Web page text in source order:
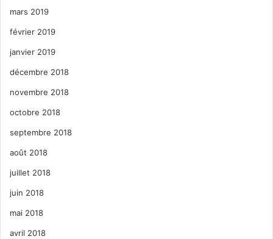
mars 2019
février 2019
janvier 2019
décembre 2018
novembre 2018
octobre 2018
septembre 2018
août 2018
juillet 2018
juin 2018
mai 2018
avril 2018